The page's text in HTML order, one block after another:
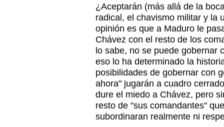
¿Aceptarán (más allá de la
radical, el chavismo militar y la
opinión es que a Maduro le
Chávez con el resto de los
lo sabe, no se puede gobernar
eso lo ha determinado la
posibilidades de gobernar con
ahora" jugarán a cuadro
dure el miedo a Chávez, pero
resto de "sus comandantes"
subordinaran realmente ni